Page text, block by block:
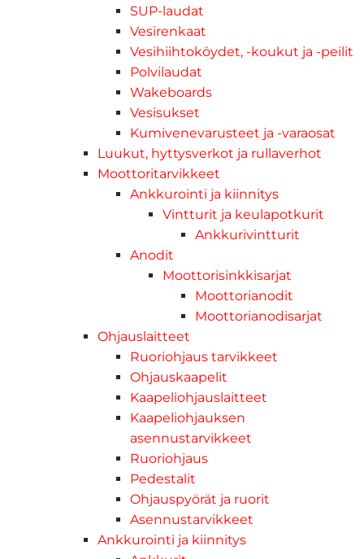
SUP-laudat
Vesirenkaat
Vesihiihtoköydet, -koukut ja -peilit
Polvilaudat
Wakeboards
Vesisukset
Kumivenevarusteet ja -varaosat
Luukut, hyttysverkot ja rullaverhot
Moottoritarvikkeet
Ankkurointi ja kiinnitys
Vintturit ja keulapotkurit
Ankkurivintturit
Anodit
Moottorisinkkisarjat
Moottorianodit
Moottorianodisarjat
Ohjauslaitteet
Ruoriohjaus tarvikkeet
Ohjauskaapelit
Kaapeliohjauslaitteet
Kaapeliohjauksen
asennustarvikkeet
Ruoriohjaus
Pedestalit
Ohjauspyörät ja ruorit
Asennustarvikkeet
Ankkurointi ja kiinnitys